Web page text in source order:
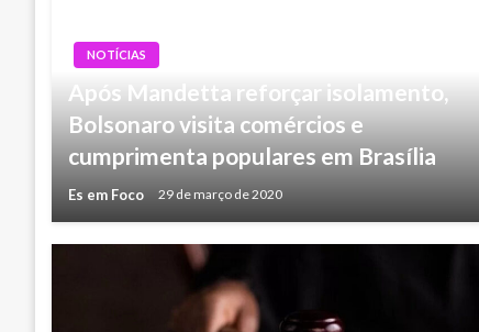
NOTÍCIAS
Após Mandetta reforçar isolamento,
Bolsonaro visita comércios e
cumprimenta populares em Brasília
Es em Foco 29 de março de 2020